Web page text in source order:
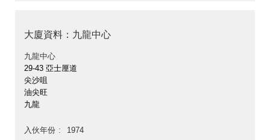
大廈資料：九龍中心
九龍中心
29-43 亞士厘道
尖沙咀
油尖旺
九龍
入伙年份
1974